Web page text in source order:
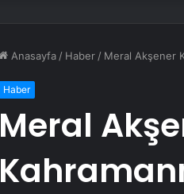
Anasayfa / Haber / Meral Akşener
Haber
Meral